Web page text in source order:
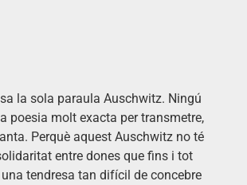
la sola paraula Auschwitz. Ningú
poesia molt exacta per transmetre,
Perquè aquest Auschwitz no té
entre dones que fins i tot
tendresa tan difícil de concebre